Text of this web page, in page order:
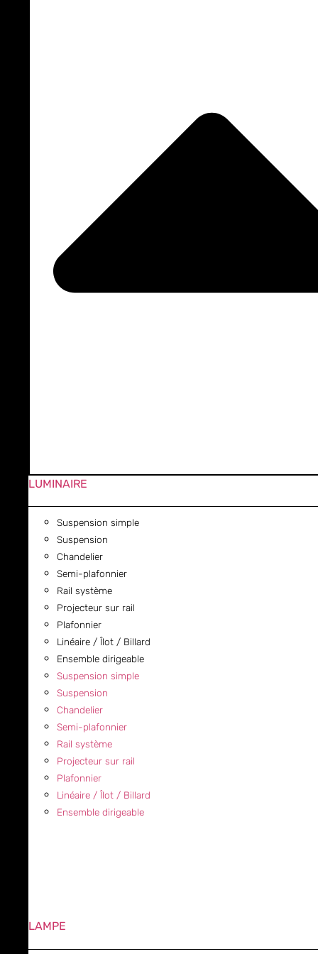
LUMINAIRE
Suspension simple
Suspension
Chandelier
Semi-plafonnier
Rail système
Projecteur sur rail
Plafonnier
Linéaire / Îlot / Billard
Ensemble dirigeable
Suspension simple
Suspension
Chandelier
Semi-plafonnier
Rail système
Projecteur sur rail
Plafonnier
Linéaire / Îlot / Billard
Ensemble dirigeable
LAMPE